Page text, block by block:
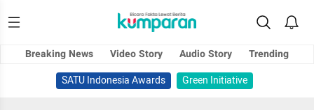
Breaking News Video Story Audio Story
Trending
SATU Indonesia Awards
Green Initiative